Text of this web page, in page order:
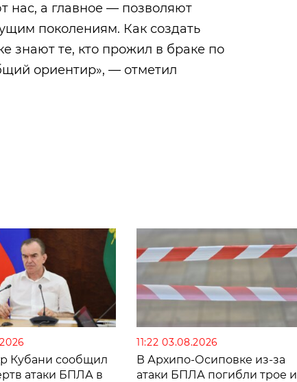
нас, а главное — позволяют
поколениям. Как создать
знают те, кто прожил в браке по
ориентир», — отметил
Кубани сообщил
атаки БПЛА в
11:22 03.08.2026
В Архипо-Осиповке из-за
атаки БПЛА погибли трое и